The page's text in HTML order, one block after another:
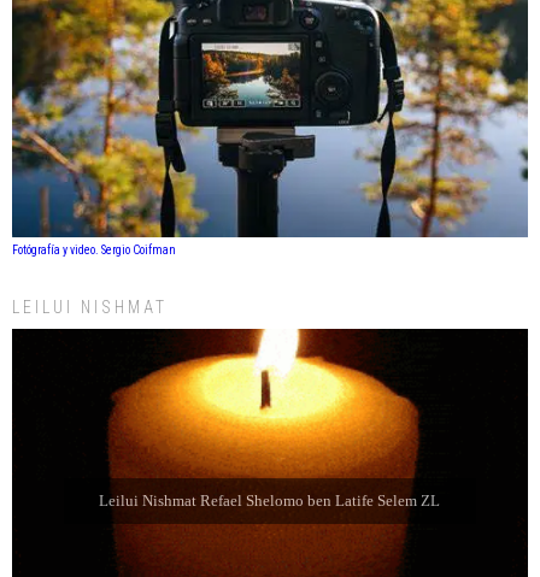
Fotógrafía y video. Sergio Coifman
LEILUI NISHMAT
Leilui Nishmat Refael Shelomo ben Latife Selem ZL